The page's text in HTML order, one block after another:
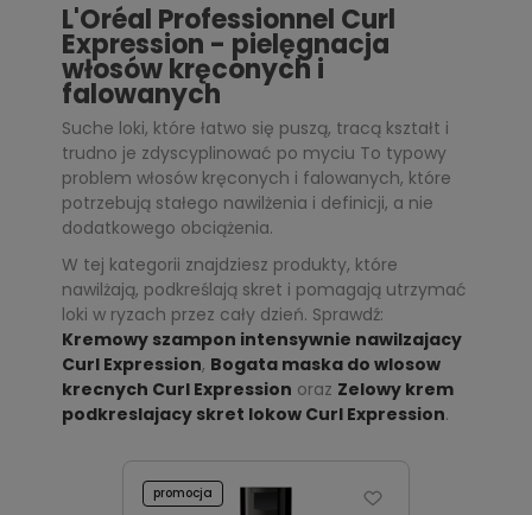
L'Oréal Professionnel Curl
Expression - pielęgnacja
włosów kręconych i
falowanych
Suche loki, które łatwo się puszą, tracą kształt i
trudno je zdyscyplinować po myciu To typowy
problem włosów kręconych i falowanych, które
potrzebują stałego nawilżenia i definicji, a nie
dodatkowego obciążenia.
W tej kategorii znajdziesz produkty, które
nawilżają, podkreślają skret i pomagają utrzymać
loki w ryzach przez cały dzień. Sprawdź:
Kremowy szampon intensywnie nawilzajacy
Curl Expression, Bogata maska do wlosow
krecnych Curl Expression oraz Zelowy krem
podkreslajacy skret lokow Curl Expression.
promocja